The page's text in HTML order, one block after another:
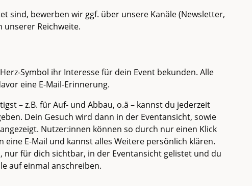
sind, bewerben wir ggf. über unsere Kanäle (Newsletter,
unserer Reichweite.
Symbol ihr Interesse für dein Event bekunden. Alle
eine E-Mail-Erinnerung.
– z.B. für Auf- und Abbau, o.ä – kannst du jederzeit
Dein Gesuch wird dann in der Eventansicht, sowie
angezeigt. Nutzer:innen können so durch nur einen Klick
E-Mail und kannst alles Weitere persönlich klären.
nur für dich sichtbar, in der Eventansicht gelistet und du
auf einmal anschreiben.